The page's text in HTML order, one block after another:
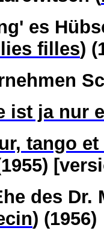
' es
filles)
ist ja nur
tango
des Dr.
) (1956)